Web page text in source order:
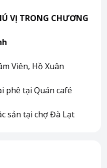
VỊ TRONG CHƯƠNG
Viên, Hồ Xuân
phê tại Quán café
sản tại chợ Đà Lạt